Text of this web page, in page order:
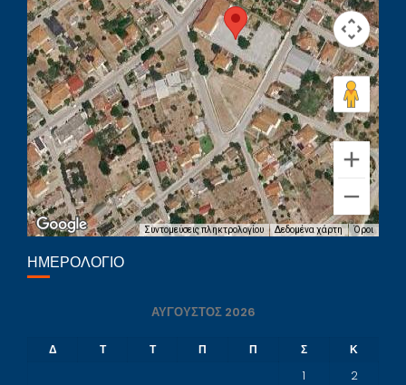
Συντομεύσεις πληκτρολογίου Δεδομένα χάρτη Όροι
ΗΜΕΡΟΛΌΓΙΟ
ΑΎΓΟΥΣΤΟΣ 2026
Δ Τ Τ Π Π Σ
Κ
1
2